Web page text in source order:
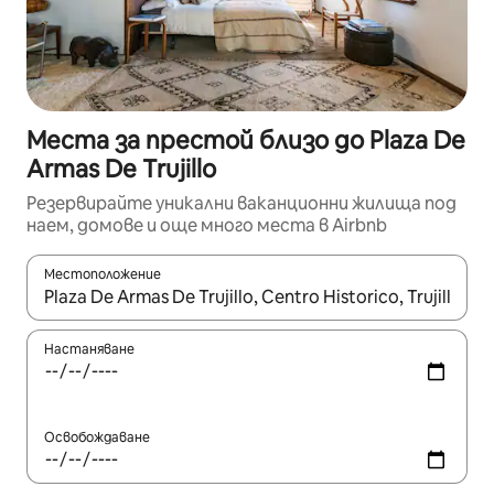
Места за престой близо до Plaza De
Armas De Trujillo
Резервирайте уникални ваканционни жилища под
наем, домове и още много места в Airbnb
Местоположение
Когато резултатите се покажат, използвайте
Настаняване
Освобождаване